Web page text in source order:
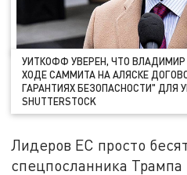
УИТКОФФ УВЕРЕН, ЧТО
ХОДЕ САММИТА НА АЛЯСКЕ
ГАРАНТИЯХ БЕЗОПАСНОСТИ" ДЛЯ
SHUTTERSTOCK
Лидеров ЕС просто
спецпосланника